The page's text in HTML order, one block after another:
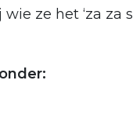
ze het ‘za za